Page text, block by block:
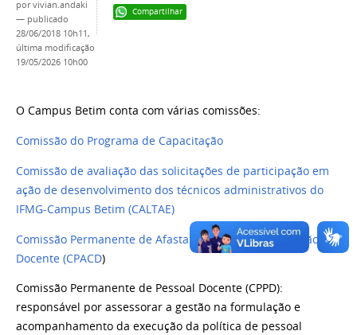
Compartilhar
porvivian.andaki
— publicado
28/06/2018 10h11,
última modificação
19/05/2026 10h00
O Campus Betim conta com várias comissões:
Comissão do Programa de Capacitação
Comissão de avaliação das solicitações de participação em
ação de desenvolvimento dos técnicos administrativos do
IFMG-Campus Betim (CALTAE)
Comissão Permanente de Afastamento para Capacitação
Docente (CPACD)
Comissão Permanente de Pessoal Docente (CPPD):
responsável por assessorar a gestão na formulação e
acompanhamento da execução da política de pessoal